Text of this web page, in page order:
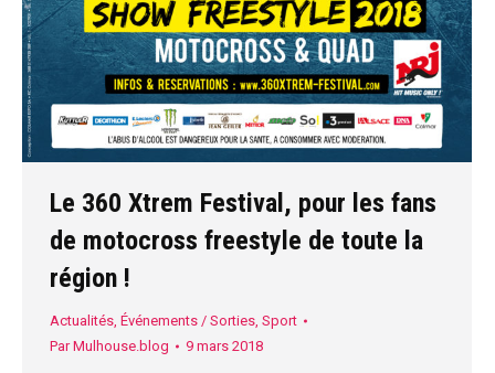
Le 360 Xtrem Festival, pour les fans
de motocross freestyle de toute la
région !
Actualités, Événements / Sorties, Sport
ParMulhouse.blog 9 mars 2018